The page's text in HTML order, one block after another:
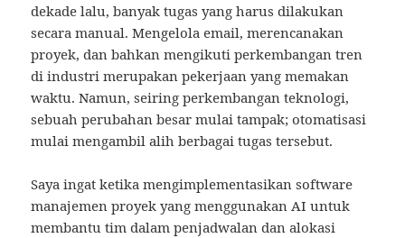
dekade lalu, banyak tugas yang harus dilakukan
secara manual. Mengelola email, merencanakan
proyek, dan bahkan mengikuti perkembangan tren
di industri merupakan pekerjaan yang memakan
waktu. Namun, seiring perkembangan teknologi,
sebuah perubahan besar mulai tampak; otomatisasi
mulai mengambil alih berbagai tugas tersebut.
Saya ingat ketika mengimplementasikan software
manajemen proyek yang menggunakan AI untuk
membantu tim dalam penjadwalan dan alokasi